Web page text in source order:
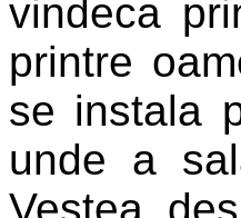
vindeca
printre
se instala
unde a